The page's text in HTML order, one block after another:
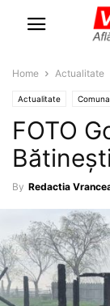
Home Actualitate
Actualitate
FOTO
By Redactia